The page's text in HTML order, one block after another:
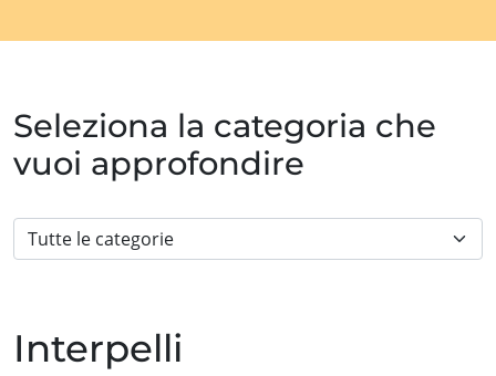
Seleziona la categoria che
vuoi approfondire
Interpelli